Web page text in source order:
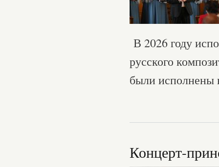
В 2026 году
русского
были исполнены
Концерт-